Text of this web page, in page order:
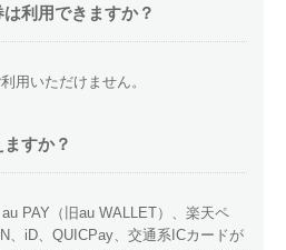
利用できますか？
用いただけません。
すか？
PAY（旧au WALLET）、楽天ペ
、iD、QUICPay、交通系ICカードが